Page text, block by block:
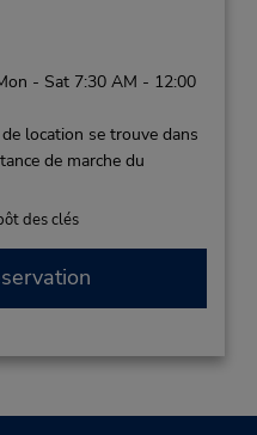
- Sat 7:30 AM - 12:00
location se trouve dans
de marche du
des clés